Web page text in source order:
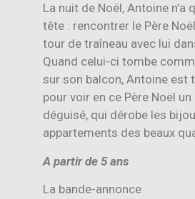
La nuit de Noël, Antoine n’a
tête : rencontrer le Père
tour de traîneau avec lui
Quand celui-ci tombe
sur son balcon, Antoine est
pour voir en ce Père Noël
déguisé, qui dérobe les
appartements des beaux
A partir de 5 ans
La bande-annonce